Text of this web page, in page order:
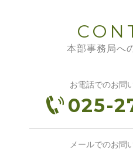
本部事務局へ
お電話でのお問
025-
メールでのお問